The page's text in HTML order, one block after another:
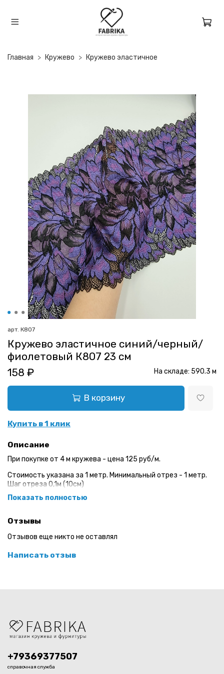
Главная Кружево Кружево эластичное
арт. К807
Кружево эластичное синий/черный/
фиолетовый К807 23 см
158 ₽
В корзину
Купить в 1 клик
На складе: 590.3 м
Описание
При покупке от 4 м кружева - цена 125 руб/м.
Стоимость указана за 1 метр. Минимальный отрез - 1 метр.
Шаг отреза 0,1м (10см)
Эластичное кружево премиум класса для пошива нижнего
Ширина: 23 см
Страна: Китай
Показать полностью
Отзывы
Отзывов еще никто не оставлял
Написать отзыв
+79369377507
справочная служба